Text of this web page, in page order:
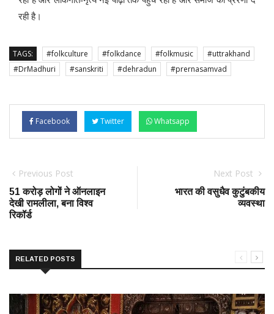
रही है।
TAGS: #folkculture #folkdance #folkmusic
#uttrakhand
#DrMadhuri
#sanskriti #dehradun #prernasamvad
Facebook Twitter Whatsapp
Previous Post
51 करोड़ लोगों ने ऑनलाइन
देखी रामलीला, बना विश्व
रिकॉर्ड
Next Post
भारत की वसुधैव कुटुंबकीय
व्यवस्था
RELATED POSTS